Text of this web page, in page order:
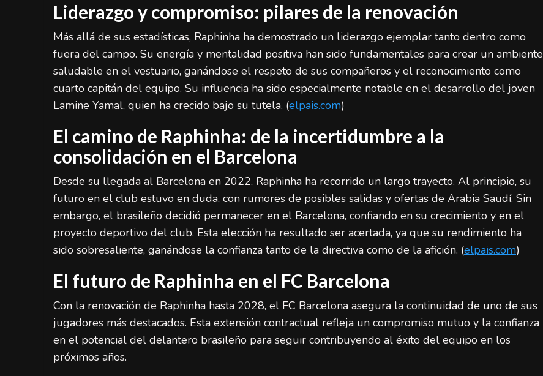
Liderazgo y compromiso: pilares de la renovación
Más allá de sus estadísticas, Raphinha ha demostrado un liderazgo ejemplar tanto dentro como
fuera del campo. Su energía y mentalidad positiva han sido fundamentales para crear un ambiente
saludable en el vestuario, ganándose el respeto de sus compañeros y el reconocimiento como
cuarto capitán del equipo. Su influencia ha sido especialmente notable en el desarrollo del joven
Lamine Yamal, quien ha crecido bajo su tutela. (elpais.com)
El camino de Raphinha: de la incertidumbre a la
consolidación en el Barcelona
Desde su llegada al Barcelona en 2022, Raphinha ha recorrido un largo trayecto. Al principio, su
futuro en el club estuvo en duda, con rumores de posibles salidas y ofertas de Arabia Saudí. Sin
embargo, el brasileño decidió permanecer en el Barcelona, confiando en su crecimiento y en el
proyecto deportivo del club. Esta elección ha resultado ser acertada, ya que su rendimiento ha
sido sobresaliente, ganándose la confianza tanto de la directiva como de la afición. (elpais.com)
El futuro de Raphinha en el FC Barcelona
Con la renovación de Raphinha hasta 2028, el FC Barcelona asegura la continuidad de uno de sus
jugadores más destacados. Esta extensión contractual refleja un compromiso mutuo y la confianza
en el potencial del delantero brasileño para seguir contribuyendo al éxito del equipo en los
próximos años.
España final Mundial 2026: ocho claves de
su éxito histórico